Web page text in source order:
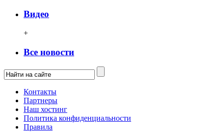
Видео
+
Все новости
Контакты
Партнеры
Наш хостинг
Политика конфиденциальности
Правила